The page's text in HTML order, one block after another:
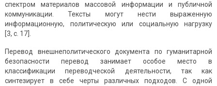
спектром материалов массовой информации и публичной
коммуникации. Тексты могут нести выраженную
информационную, политическую или социальную нагрузку
[3, с. 17].
Перевод внешнеполитического документа по гуманитарной
безопасности перевод занимает особое место в
классификации переводческой деятельности, так как
синтезирует в себе черты различных подходов. С одной